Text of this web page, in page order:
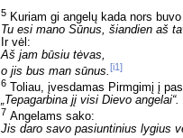
5 Kuriam gi angelų kada nors
Tu esi mano Sūnus, šiandien aš
Ir vėl:
Aš jam būsiu tėvas,
o jis bus man sūnus.[i1]
6 Toliau, įvesdamas Pirmgimį į
„Tepagarbina jį visi Dievo angelai“.
7 Angelams sako:
Jis daro savo pasiuntinius lygius